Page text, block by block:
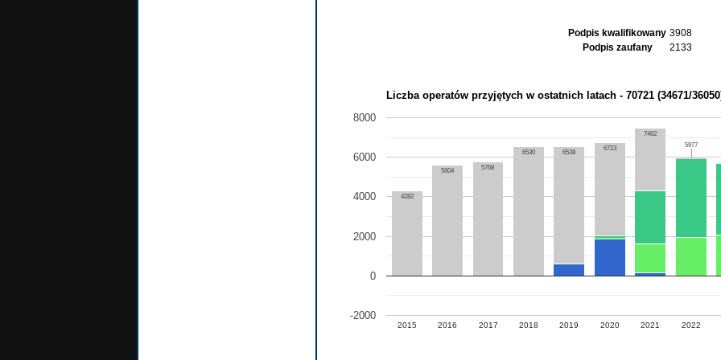
Podpis kwalifikowany 3908
Podpis zaufany
2133
Liczba operatów przyjętych w ostatnich latach - 70721 (34671/
2015 2016 2017 2018 2019 2020 2021 2022
-2000
0
2000
4000
6000
8000
4282
5604 5768
6530 6538
6723
7462
5977
5977